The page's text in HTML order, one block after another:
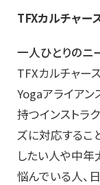
TFXカルチャー
一人ひとりのニ
TFXカルチャー
Yogaアライア
持つインストラ
ズに対応するこ
したい人や中年
悩んでいる人、